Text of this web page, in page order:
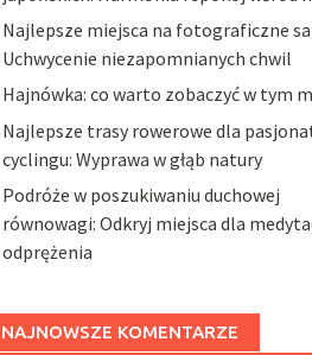
Najlepsze miejsca na fotograficzne
Uchwycenie niezapomnianych chwil
Hajnówka: co warto zobaczyć w tym
Najlepsze trasy rowerowe dla
cyclingu: Wyprawa w głąb natury
Podróże w poszukiwaniu duchowej
równowagi: Odkryj miejsca dla
odprężenia
NAJNOWSZE KOMENTARZE